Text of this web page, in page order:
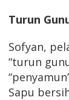
Turun
Sofyan,
“turun
Sapu